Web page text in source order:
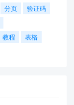
分页
验证码
教程
表格